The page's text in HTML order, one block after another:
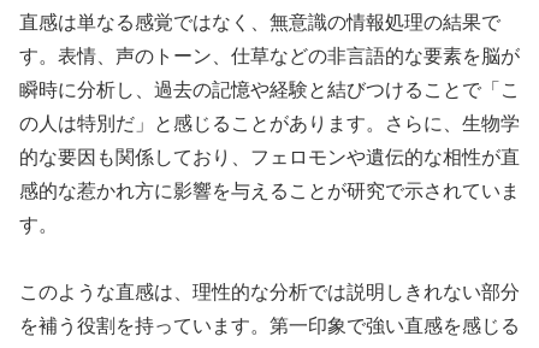
直感は単なる感覚ではなく、無意識の情報処理の結果で
す。表情、声のトーン、仕草などの非言語的な要素を脳が
瞬時に分析し、過去の記憶や経験と結びつけることで「こ
の人は特別だ」と感じることがあります。さらに、生物学
的な要因も関係しており、フェロモンや遺伝的な相性が直
感的な惹かれ方に影響を与えることが研究で示されていま
す。
このような直感は、理性的な分析では説明しきれない部分
を補う役割を持っています。第一印象で強い直感を感じる